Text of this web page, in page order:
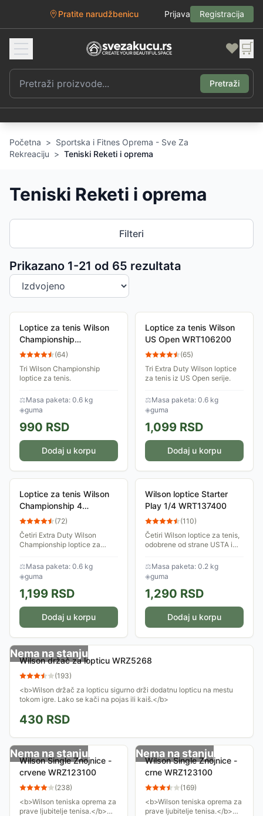
Pratite narudžbenicu Prijava Registracija
❤️ 🛒
Pretraži
Početna > Sportska i Fitnes Oprema - Sve Za
Rekreaciju > Teniski Reketi i oprema
Teniski Reketi i oprema
Filteri
Prikazano 1-21 od 65 rezultata
Sortiranje proizvoda
Loptice za tenis Wilson
Championship
WRT100101
(64)
Tri Wilson Championship
loptice za tenis.
⚖Masa paketa: 0.6 kg
◈guma
990 RSD
Dodaj u korpu
Loptice za tenis Wilson
US Open WRT106200
(65)
Tri Extra Duty Wilson loptice
za tenis iz US Open serije.
⚖Masa paketa: 0.6 kg
◈guma
1,099 RSD
Dodaj u korpu
Loptice za tenis Wilson
Championship 4
WRT110000
(72)
Četiri Extra Duty Wilson
Championship loptice za
⚖Masa paketa: 0.6 kg
◈guma
1,199 RSD
Dodaj u korpu
Wilson loptice Starter
Play 1/4 WRT137400
(110)
Četiri Wilson loptice za tenis,
odobrene od strane USTA i
⚖Masa paketa: 0.2 kg
◈guma
1,290 RSD
Dodaj u korpu
Nema na stanju
Wilson držač za lopticu WRZ5268
(193)
<b>Wilson držač za lopticu sigurno drži dodatnu lopticu na mestu
tokom igre. Lako se kači na pojas ili kaiš.</b>
430 RSD
Nema na stanju
Wilson Single Znojnice -
crvene WRZ123100
(238)
<b>Wilson teniska oprema za
prave ljubitelje tenisa.</b>
Nema na stanju
Wilson Single Znojnice -
crne WRZ123100
(169)
<b>Wilson teniska oprema za
prave ljubitelje tenisa.</b>